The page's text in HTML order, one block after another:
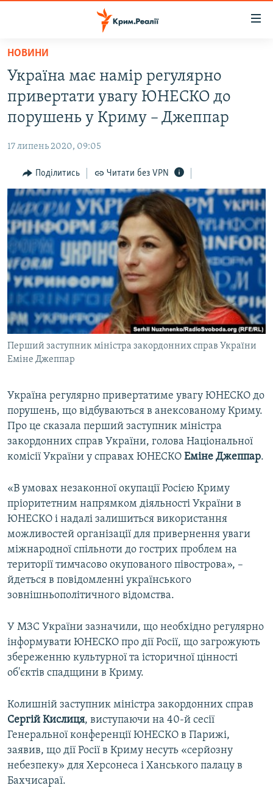
Перейти
основного
матеріалу
Перейти
до
основної
Перейти
до
пошуку
ВОДА.КРИМ
ВІДЕО ТА ФОТО
БЛОГИ
ПОГЛЯД
ІНТЕРВ'Ю
ВСЕ ЗА ДЕНЬ
СПЕЦПРОЕКТИ
ДЕПОРТАЦІЯ
ВІДЕОУРОКИ «ELIFBE»
СВІДЧЕННЯ ОКУПАЦІЇ
УКРАЇНСЬКА ПРОБЛЕМА КРИМУ
ІНФОГРАФІКА
ЯК ОБІЙТИ БЛОКУВАННЯ
Русский
Qırımtatar
ДОЛУЧАЙСЯ!
Усі сайти RFE/RL
НОВИНИ
Україна має намір регулярно
привертати увагу ЮНЕСКО до
порушень у Криму – Джеппар
17 липень 2020, 09:05
Поділитись Читати без VPN
Перший заступник міністра закордонних справ України
Еміне Джеппар
Україна регулярно привертатиме увагу ЮНЕСКО до
порушень, що відбуваються в анексованому Криму.
Про це сказала перший заступник міністра
закордонних справ України, голова Національної
комісії України у справах ЮНЕСКО Еміне Джеппар.
«В умовах незаконної окупації Росією Криму
пріоритетним напрямком діяльності України в
ЮНЕСКО і надалі залишиться використання
можливостей організації для привернення уваги
міжнародної спільноти до гострих проблем на
території тимчасово окупованого півострова», –
йдеться в повідомленні українського
зовнішньополітичного відомства.
У МЗС України зазначили, що необхідно регулярно
інформувати ЮНЕСКО про дії Росії, що загрожують
збереженню культурної та історичної цінності
об'єктів спадщини в Криму.
Колишній заступник міністра закордонних справ
Сергій Кислиця, виступаючи на 40-й сесії
Генеральної конференції ЮНЕСКО в Парижі,
заявив, що дії Росії в Криму несуть «серйозну
небезпеку» для Херсонеса і Ханського палацу в
Бахчисараї.